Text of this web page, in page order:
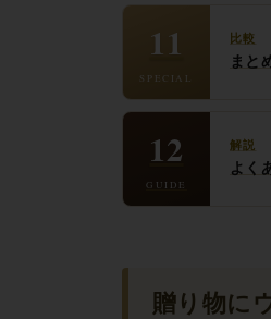
11
SPECIAL
比較
まと
12
GUIDE
解説
よく
贈り物に